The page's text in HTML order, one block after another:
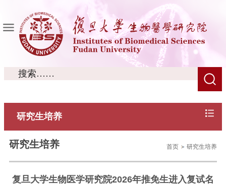
研究生培养
研究生培养 首页 研究生培养
复旦大学生物医学研究院2026年推免生进入复试名